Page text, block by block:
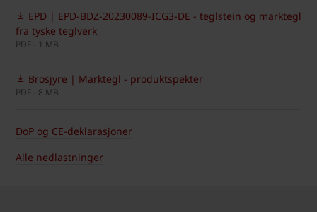
EPD | EPD-BDZ-20230089-ICG3-DE - teglstein og marktegl
fra tyske teglverk
PDF - 1 MB
Brosjyre | Marktegl - produktspekter
PDF - 8 MB
DoP og CE-deklarasjoner
Alle nedlastninger